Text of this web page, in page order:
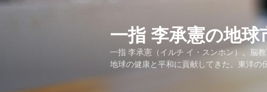
コ
一指 李承憲の地
一指 李承憲（イルチ イ・スンホン）。脳
地球の健康と平和に貢献してきた。東洋の